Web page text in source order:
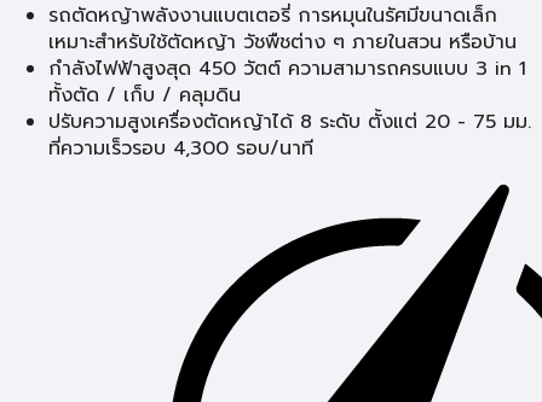
รถตัดหญ้าพลังงานแบตเตอรี่ การหมุนในรัศมีขนาดเล็ก
เหมาะสำหรับใช้ตัดหญ้า วัชพืชต่าง ๆ ภายในสวน หรือบ้าน
กำลังไฟฟ้าสูงสุด 450 วัตต์ ความสามารถครบแบบ 3 in 1
ทั้งตัด / เก็บ / คลุมดิน
ปรับความสูงเครื่องตัดหญ้าได้ 8 ระดับ ตั้งแต่ 20 - 75 มม.
ที่ความเร็วรอบ 4,300 รอบ/นาที